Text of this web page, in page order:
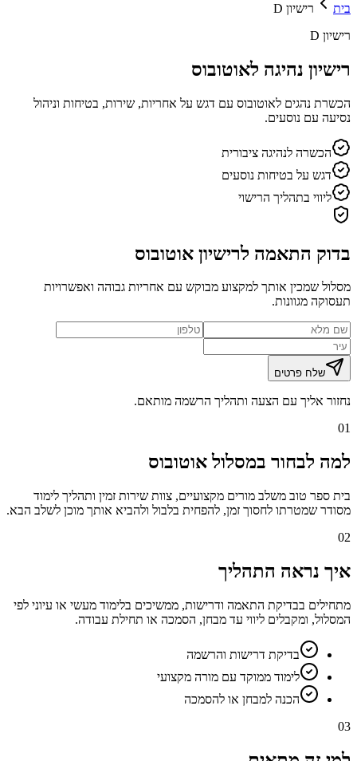
בית
רישיון D
רישיון D
רישיון נהיגה לאוטובוס
הכשרת נהגים לאוטובוס עם דגש על אחריות, שירות, בטיחות וניהול
נסיעה עם נוסעים.
הכשרה לנהיגה ציבורית
דגש על בטיחות נוסעים
ליווי בתהליך הרישוי
בדוק התאמה לרישיון אוטובוס
מסלול שמכין אותך למקצוע מבוקש עם אחריות גבוהה ואפשרויות
תעסוקה מגוונות.
שלח פרטים
נחזור אליך עם הצעה ותהליך הרשמה מותאם.
01
למה לבחור במסלול אוטובוס
בית ספר טוב משלב מורים מקצועיים, צוות שירות זמין ותהליך לימוד
מסודר שמטרתו לחסוך זמן, להפחית בלבול ולהביא אותך מוכן לשלב הבא.
02
איך נראה התהליך
מתחילים בבדיקת התאמה ודרישות, ממשיכים בלימוד מעשי או עיוני לפי
המסלול, ומקבלים ליווי עד מבחן, הסמכה או תחילת עבודה.
בדיקת דרישות והרשמה
לימוד ממוקד עם מורה מקצועי
הכנה למבחן או להסמכה
03